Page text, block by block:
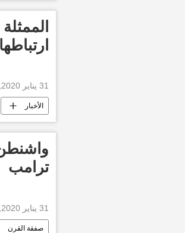
31 يناير 2020, 21:48 GMT
الأخبار
أخبار تركيا
ترامب
31 يناير 2020, 21:41 GMT
صفقة القرن